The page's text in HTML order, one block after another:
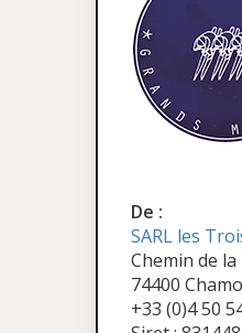
De :
SARL les
Chemin de
74400
+33 (0)4 50